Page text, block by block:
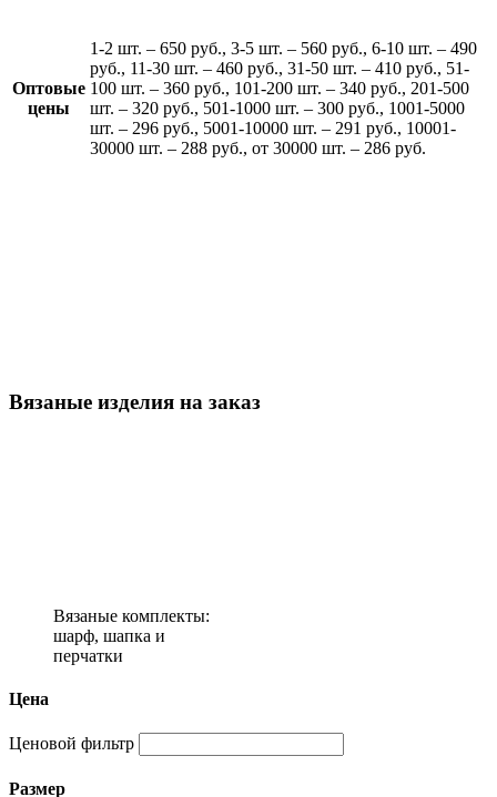
Оптовые
цены
1-2 шт. – 650 руб., 3-5 шт. – 560 руб., 6-10 шт. – 490
руб., 11-30 шт. – 460 руб., 31-50 шт. – 410 руб., 51-
100 шт. – 360 руб., 101-200 шт. – 340 руб., 201-500
шт. – 320 руб., 501-1000 шт. – 300 руб., 1001-5000
шт. – 296 руб., 5001-10000 шт. – 291 руб., 10001-
30000 шт. – 288 руб., от 30000 шт. – 286 руб.
Вязаные изделия на заказ
Вязаные комплекты:
шарф, шапка и
перчатки
Цена
Ценовой фильтр
Размер